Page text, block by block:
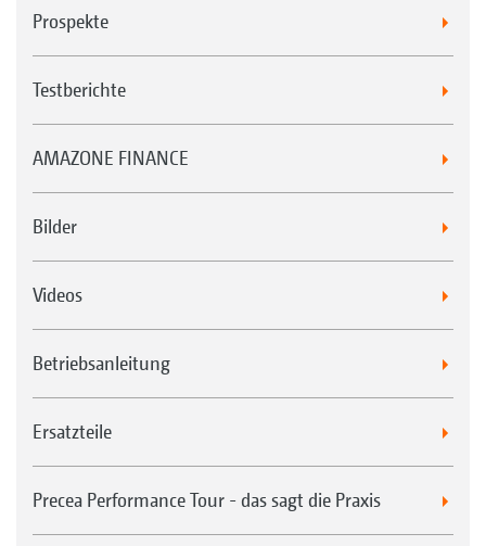
Prospekte
Testberichte
AMAZONE FINANCE
Bilder
Videos
Betriebsanleitung
Ersatzteile
Precea Performance Tour - das sagt die Praxis